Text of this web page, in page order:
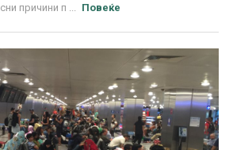
причини п ...
Повеќе